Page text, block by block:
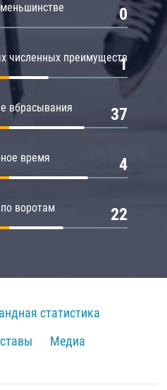
0
численных преимуществ
1
вбрасывания 37
время 4
воротам 22
статистика
Медиа